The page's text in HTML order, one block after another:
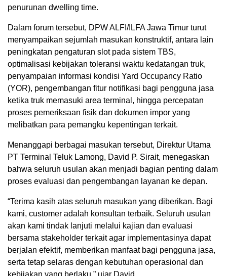
penurunan dwelling time.
Dalam forum tersebut, DPW ALFI/ILFA Jawa Timur turut
menyampaikan sejumlah masukan konstruktif, antara lain
peningkatan pengaturan slot pada sistem TBS,
optimalisasi kebijakan toleransi waktu kedatangan truk,
penyampaian informasi kondisi Yard Occupancy Ratio
(YOR), pengembangan fitur notifikasi bagi pengguna jasa
ketika truk memasuki area terminal, hingga percepatan
proses pemeriksaan fisik dan dokumen impor yang
melibatkan para pemangku kepentingan terkait.
Menanggapi berbagai masukan tersebut, Direktur Utama
PT Terminal Teluk Lamong, David P. Sirait, menegaskan
bahwa seluruh usulan akan menjadi bagian penting dalam
proses evaluasi dan pengembangan layanan ke depan.
“Terima kasih atas seluruh masukan yang diberikan. Bagi
kami, customer adalah konsultan terbaik. Seluruh usulan
akan kami tindak lanjuti melalui kajian dan evaluasi
bersama stakeholder terkait agar implementasinya dapat
berjalan efektif, memberikan manfaat bagi pengguna jasa,
serta tetap selaras dengan kebutuhan operasional dan
kebijakan yang berlaku,” ujar David.